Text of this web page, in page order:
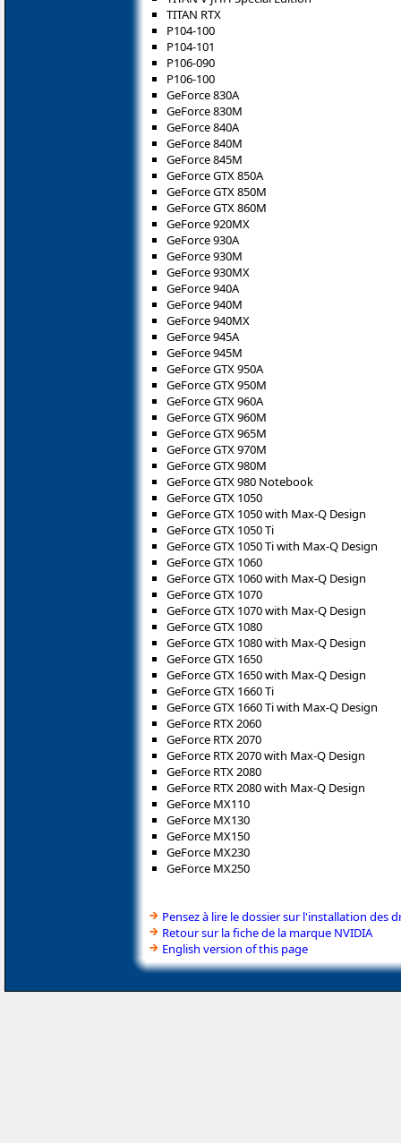
TITAN RTX
P104-100
P104-101
P106-090
P106-100
GeForce 830A
GeForce 830M
GeForce 840A
GeForce 840M
GeForce 845M
GeForce GTX 850A
GeForce GTX 850M
GeForce GTX 860M
GeForce 920MX
GeForce 930A
GeForce 930M
GeForce 930MX
GeForce 940A
GeForce 940M
GeForce 940MX
GeForce 945A
GeForce 945M
GeForce GTX 950A
GeForce GTX 950M
GeForce GTX 960A
GeForce GTX 960M
GeForce GTX 965M
GeForce GTX 970M
GeForce GTX 980M
GeForce GTX 980 Notebook
GeForce GTX 1050
GeForce GTX 1050 with Max-Q Design
GeForce GTX 1050 Ti
GeForce GTX 1050 Ti with Max-Q Design
GeForce GTX 1060
GeForce GTX 1060 with Max-Q Design
GeForce GTX 1070
GeForce GTX 1070 with Max-Q Design
GeForce GTX 1080
GeForce GTX 1080 with Max-Q Design
GeForce GTX 1650
GeForce GTX 1650 with Max-Q Design
GeForce GTX 1660 Ti
GeForce GTX 1660 Ti with Max-Q Design
GeForce RTX 2060
GeForce RTX 2070
GeForce RTX 2070 with Max-Q Design
GeForce RTX 2080
GeForce RTX 2080 with Max-Q Design
GeForce MX110
GeForce MX130
GeForce MX150
GeForce MX230
GeForce MX250
Pensez à lire le dossier sur l'installation des
Retour sur la fiche de la marque NVIDIA
English version of this page